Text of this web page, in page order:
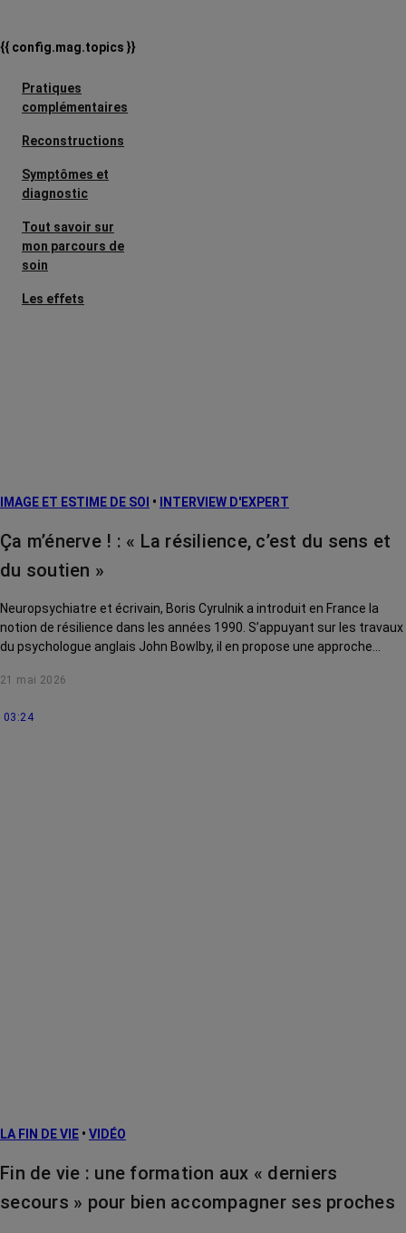
{{ config.mag.topics }}
Pratiques
complémentaires
Reconstructions
Symptômes et
diagnostic
Tout savoir sur
mon parcours de
soin
Les effets
Traitements
La vie autour
IMAGE ET ESTIME DE SOI • INTERVIEW D'EXPERT
Ça m’énerve ! : « La résilience, c’est du sens et
du soutien »
Neuropsychiatre et écrivain, Boris Cyrulnik a introduit en France la
notion de résilience dans les années 1990. S’appuyant sur les travaux
du psychologue anglais John Bowlby, il en propose une approche
psychologiques, sociales et culturelles.
21 mai 2026
03:24
LA FIN DE VIE • VIDÉO
Fin de vie : une formation aux « derniers
secours » pour bien accompagner ses proches